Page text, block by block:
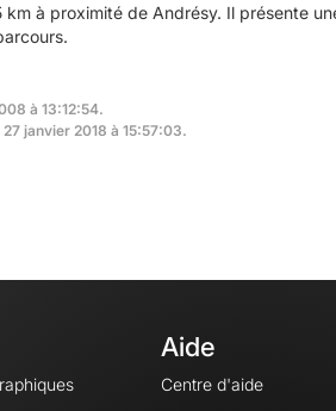
à proximité de Andrésy. Il présente
à 13:12:54.
janvier 2018 à 15:57:03.
Aide
Centre d'aide